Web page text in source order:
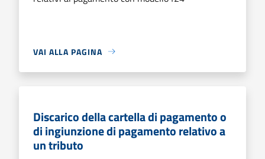
VAI ALLA PAGINA
Discarico della cartella di pagamento o
di ingiunzione di pagamento relativo a
un tributo